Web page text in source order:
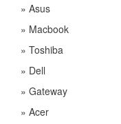
» Asus
» Macbook
» Toshiba
» Dell
» Gateway
» Acer